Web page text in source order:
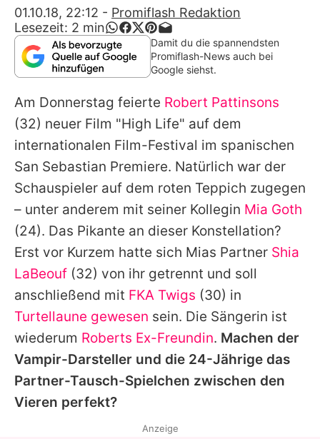
App runterladen
Team
Redaktionelle Richtlinien
Impressum
Datenschutzerklärung
Nutzungsbedingungen
Utiq verwalten
01.10.18, 22:12 - Promiflash Redaktion
Lesezeit: 2 min
Damit du die spannendsten
Promiflash-News auch bei
Google siehst.
Am Donnerstag feierte Robert Pattinsons
(32) neuer Film "High Life" auf dem
internationalen Film-Festival im spanischen
San Sebastian Premiere. Natürlich war der
Schauspieler auf dem roten Teppich zugegen
– unter anderem mit seiner Kollegin Mia Goth
(24). Das Pikante an dieser Konstellation?
Erst vor Kurzem hatte sich Mias Partner Shia
LaBeouf (32) von ihr getrennt und soll
anschließend mit FKA Twigs (30) in
Turtellaune gewesen sein. Die Sängerin ist
wiederum Roberts Ex-Freundin. Machen der
Vampir-Darsteller und die 24-Jährige das
Partner-Tausch-Spielchen zwischen den
Vieren perfekt?
Anzeige